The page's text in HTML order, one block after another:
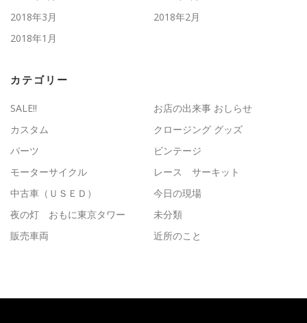
2018年3月
2018年2月
2018年1月
カテゴリー
SALE!!
お店の出来事 おしらせ
カスタム
クロージング グッズ
パーツ
ビンテージ
モーターサイクル
レース サーキット
中古車（ＵＳＥＤ）
今日の現場
夜の灯 おもに東京タワー
未分類
販売車両
近所のこと